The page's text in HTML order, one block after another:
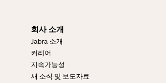
회사 소개
Jabra 소개
커리어
지속가능성
새 소식 및 보도자료